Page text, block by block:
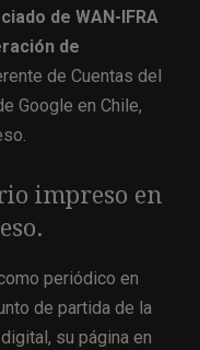
de WAN-IFRA
de
de Cuentas del
Google en Chile,
impreso en
periódico en
de partida de la
su página en